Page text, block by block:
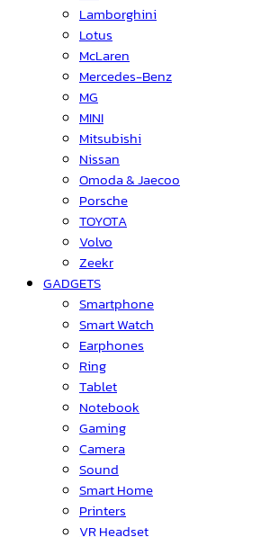
Lamborghini
Lotus
McLaren
Mercedes-Benz
MG
MINI
Mitsubishi
Nissan
Omoda & Jaecoo
Porsche
TOYOTA
Volvo
Zeekr
GADGETS
Smartphone
Smart Watch
Earphones
Ring
Tablet
Notebook
Gaming
Camera
Sound
Smart Home
Printers
VR Headset